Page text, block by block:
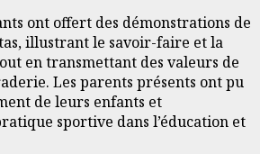
ont offert des démonstrations de
illustrant le savoir-faire et la
en transmettant des valeurs de
Les parents présents ont pu
de leurs enfants et
sportive dans l’éducation et